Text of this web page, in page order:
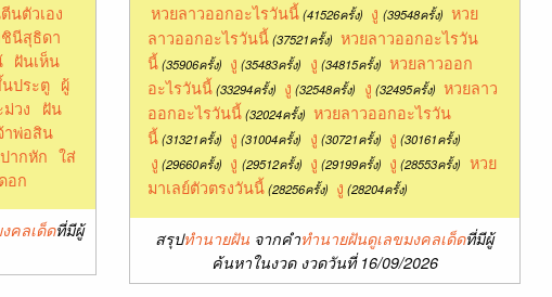
นตัวเอง
นีสุธิดา
ฝันเห็น
ประตู ผู้
วง
ฝัน
าพ่อสิน
ากหัก ใส่
อก
คลเด็ดที่มีผู้
หวยลาวออกอะไรวันนี้ (41526ครั้ง) งู (39548ครั้ง) หวย
ลาวออกอะไรวันนี้(37521ครั้ง) หวยลาวออกอะไรวัน
นี้(35906ครั้ง) งู (35483ครั้ง) งู (34815ครั้ง) หวยลาวออก
อะไรวันนี้(33294ครั้ง) งู (32548ครั้ง) งู (32495ครั้ง) หวยลาว
ออกอะไรวันนี้(32024ครั้ง) หวยลาวออกอะไรวัน
นี้(31321ครั้ง) งู (31004ครั้ง) งู (30721ครั้ง) งู (30161ครั้ง)
งู (29660ครั้ง) งู (29512ครั้ง) งู (29199ครั้ง) งู (28553ครั้ง) หวย
มาเลย์ตัวตรงวันนี้(28256ครั้ง) งู (28204ครั้ง)
สรุปทำนายฝัน จากคำทำนายฝันดูเลขมงคลเด็ดที่มีผู้
ค้นหาในงวด งวดวันที่ 16/09/2026